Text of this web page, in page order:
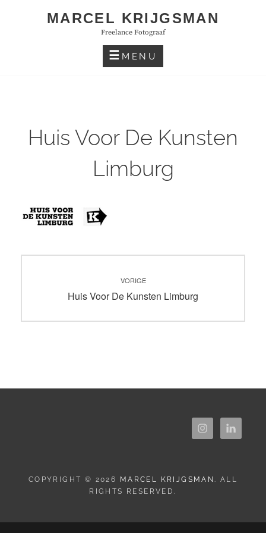
MARCEL KRIJGSMAN
Freelance Fotograaf
MENU
Huis Voor De Kunsten
Limburg
navigatie
VORIGE
Vorig
Huis Voor De Kunsten Limburg
COPYRIGHT © 2026 MARCEL KRIJGSMAN. ALL
RIGHTS RESERVED.